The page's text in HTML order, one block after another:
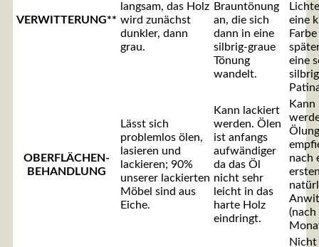
VERWITTERUNG**
langsam, das Holz
wird zunächst
dunkler, dann
grau.
Brauntönung
an, die sich
dann in eine
silbrig-graue
Tönung
wandelt.
eine
eine
OBERFLÄCHEN-
BEHANDLUNG
Lässt sich
problemlos ölen,
lasieren und
lackieren; 90%
unserer lackierten
Möbel sind aus
Eiche.
Kann lackiert
werden. Ölen
ist anfangs
aufwändiger
da das Öl
nicht sehr
leicht in das
harte Holz
eindringt.
Ölung
nach
(nach
Nicht